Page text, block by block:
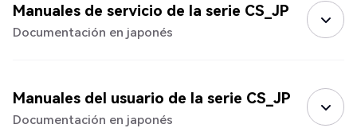
Manuales de servicio de la serie CS_JP
Documentación en japonés
Manuales del usuario de la serie CS_JP
Documentación en japonés